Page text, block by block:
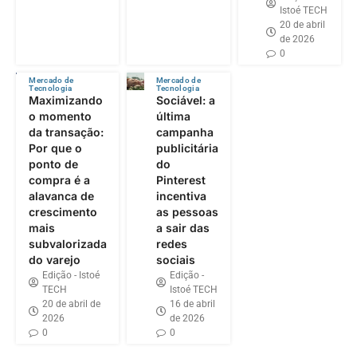
Istoé TECH
20 de abril
de 2026
0
Mercado de
Tecnologia
Maximizando
o momento
da transação:
Por que o
ponto de
compra é a
alavanca de
crescimento
mais
subvalorizada
do varejo
Edição - Istoé
TECH
20 de abril de
2026
0
Mercado de
Tecnologia
Sociável: a
última
campanha
publicitária
do
Pinterest
incentiva
as pessoas
a sair das
redes
sociais
Edição -
Istoé TECH
16 de abril
de 2026
0